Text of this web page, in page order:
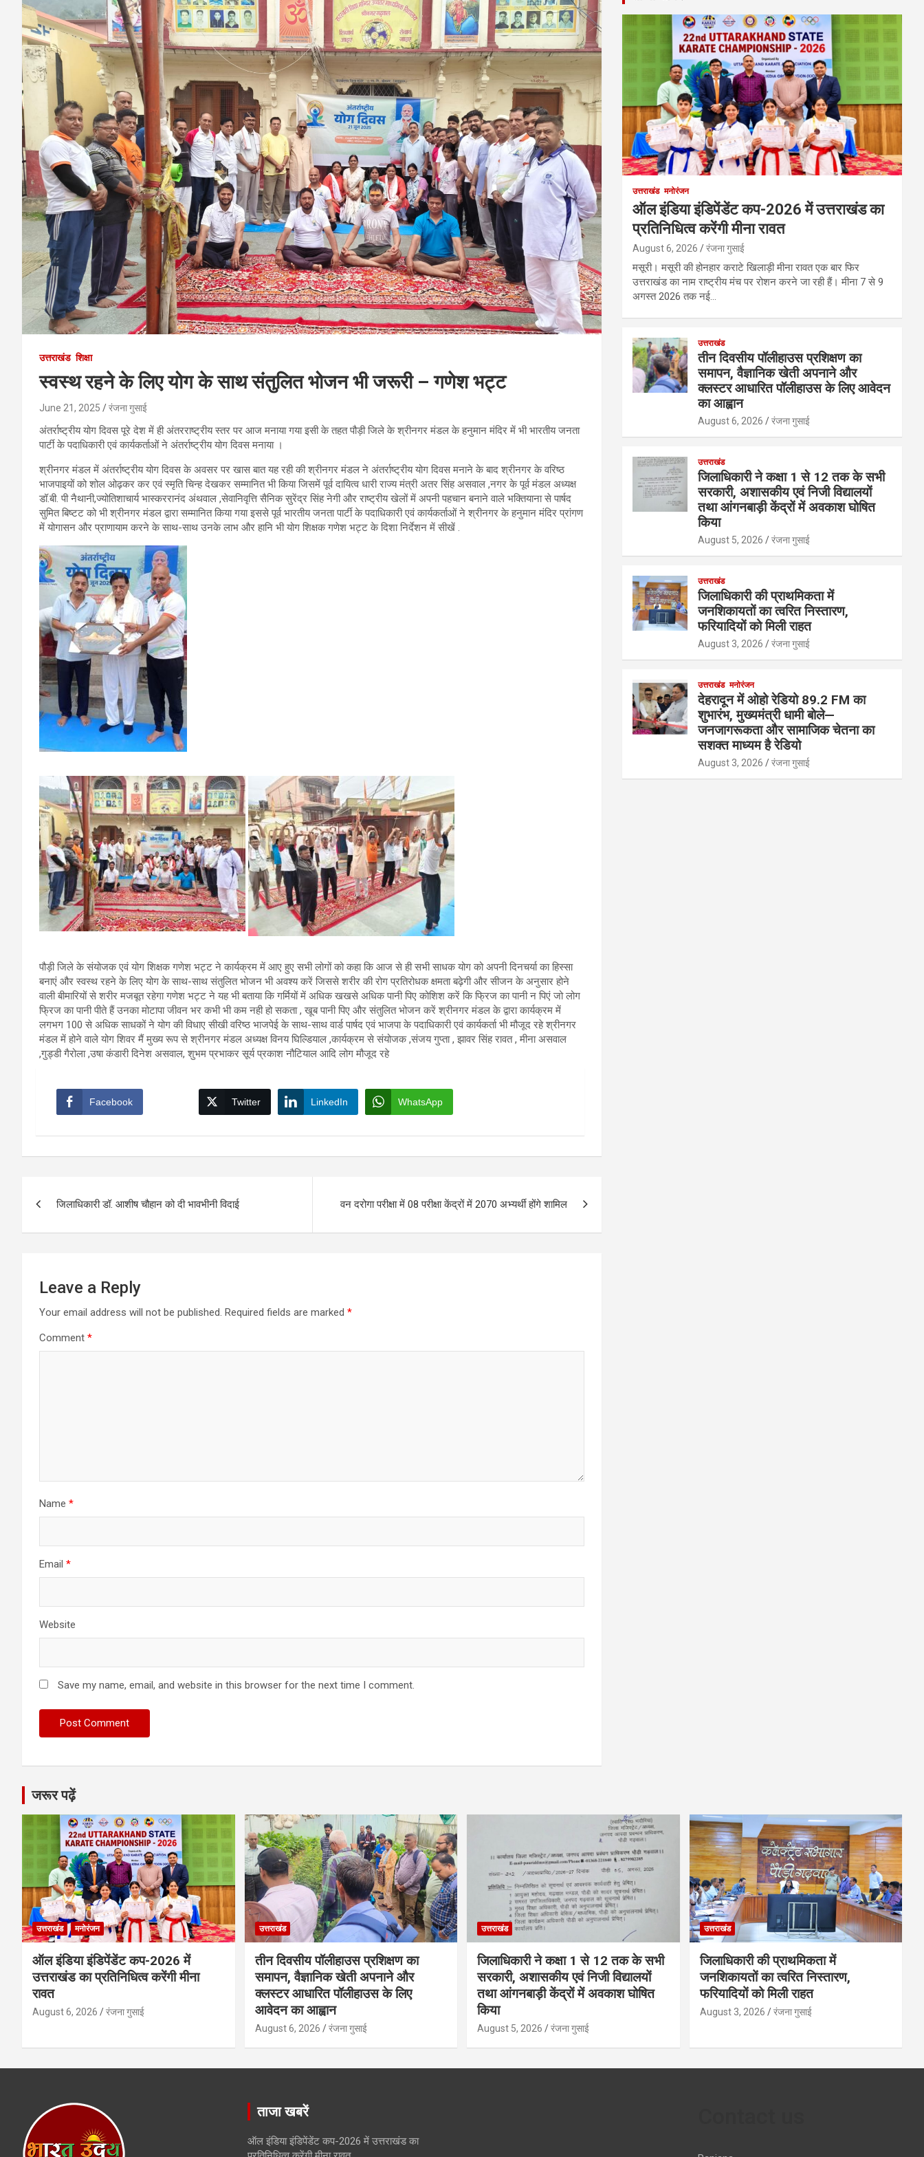
उत्तराखंड शिक्षा
स्वस्थ रहने के लिए योग के साथ संतुलित भोजन भी जरूरी – गणेश भट्ट
June 21, 2025 रंजना गुसाई
अंतर्राष्ट्रीय योग दिवस पूरे देश में ही अंतरराष्ट्रीय स्तर पर आज मनाया गया इसी के तहत पौड़ी जिले के श्रीनगर मंडल के हनुमान मंदिर में भी भारतीय जनता
पार्टी के पदाधिकारी एवं कार्यकर्ताओं ने अंतर्राष्ट्रीय योग दिवस मनाया ।
श्रीनगर मंडल में अंतर्राष्ट्रीय योग दिवस के अवसर पर खास बात यह रही की श्रीनगर मंडल ने अंतर्राष्ट्रीय योग दिवस मनाने के बाद श्रीनगर के वरिष्ठ
भाजपाइयों को शोल ओढ़कर कर एवं स्मृति चिन्ह देखकर सम्मानित भी किया जिसमें पूर्व दायित्व धारी राज्य मंत्री अतर सिंह असवाल ,नगर के पूर्व मंडल अध्यक्ष
डॉ.बी. पी नैथानी,ज्योतिशाचार्य भास्कररानंद अंथवाल ,सेवानिवृत्ति सैनिक सुरेंद्र सिंह नेगी और राष्ट्रीय खेलों में अपनी पहचान बनाने वाले भक्तियाना से पार्षद
सुमित बिष्टट को भी श्रीनगर मंडल द्वारा सम्मानित किया गया इससे पूर्व भारतीय जनता पार्टी के पदाधिकारी एवं कार्यकर्ताओं ने श्रीनगर के हनुमान मंदिर प्रांगण
में योगासन और प्राणायाम करने के साथ-साथ उनके लाभ और हानि भी योग शिक्षक गणेश भट्ट के दिशा निर्देशन में सीखें .
पौड़ी जिले के संयोजक एवं योग शिक्षक गणेश भट्ट ने कार्यक्रम में आए हुए सभी लोगों को कहा कि आज से ही सभी साधक योग को अपनी दिनचर्या का हिस्सा
बनाएं और स्वस्थ रहने के लिए योग के साथ-साथ संतुलित भोजन भी अवश्य करें जिससे शरीर की रोग प्रतिरोधक क्षमता बढ़ेगी और सीजन के अनुसार होने
वाली बीमारियों से शरीर मजबूत रहेगा गणेश भट्ट ने यह भी बताया कि गर्मियों में अधिक खखसे अधिक पानी पिए कोशिश करें कि फ्रिज का पानी न पिएं जो लोग
फ्रिज का पानी पीते हैं उनका मोटापा जीवन भर कभी भी कम नही हो सकता , खूब पानी पिए और संतुलित भोजन करें श्रीनगर मंडल के द्वारा कार्यक्रम में
लगभग 100 से अधिक साधकों ने योग की विधाए सीखी वरिष्ठ भाजपेई के साथ-साथ वार्ड पार्षद एवं भाजपा के पदाधिकारी एवं कार्यकर्ता भी मौजूद रहे श्रीनगर
मंडल में होने वाले योग शिवर मैं मुख्य रूप से श्रीनगर मंडल अध्यक्ष विनय घिल्डियाल ,कार्यक्रम से संयोजक ,संजय गुप्ता , झावर सिंह रावत , मीना असवाल
,गुड्डी गैरोला ,उषा कंडारी दिनेश असवाल, शुभम प्रभाकर सूर्य प्रकाश नौटियाल आदि लोग मौजूद रहे
Facebook Twitter LinkedIn WhatsApp
जिलाधिकारी डॉ. आशीष चौहान को दी भावभीनी विदाई वन दरोगा परीक्षा में 08 परीक्षा केंद्रों में 2070 अभ्यर्थी होंगे शामिल
Leave a Reply
Your email address will not be published. Required fields are marked *
Comment *
Name *
Email *
Website
Save my name, email, and website in this browser for the next time I comment.
उत्तराखंड मनोरंजन
ऑल इंडिया इंडिपेंडेंट कप-2026 में उत्तराखंड का
प्रतिनिधित्व करेंगी मीना रावत
August 6, 2026 रंजना गुसाई
मसूरी। मसूरी की होनहार कराटे खिलाड़ी मीना रावत एक बार फिर
उत्तराखंड का नाम राष्ट्रीय मंच पर रोशन करने जा रही हैं। मीना 7 से 9
अगस्त 2026 तक नई…
उत्तराखंड
तीन दिवसीय पॉलीहाउस प्रशिक्षण का
समापन, वैज्ञानिक खेती अपनाने और
क्लस्टर आधारित पॉलीहाउस के लिए आवेदन
का आह्वान
August 6, 2026 रंजना गुसाई
उत्तराखंड
जिलाधिकारी ने कक्षा 1 से 12 तक के सभी
सरकारी, अशासकीय एवं निजी विद्यालयों
तथा आंगनबाड़ी केंद्रों में अवकाश घोषित
किया
August 5, 2026 रंजना गुसाई
उत्तराखंड
जिलाधिकारी की प्राथमिकता में
जनशिकायतों का त्वरित निस्तारण,
फरियादियों को मिली राहत
August 3, 2026 रंजना गुसाई
उत्तराखंड मनोरंजन
देहरादून में ओहो रेडियो 89.2 FM का
शुभारंभ, मुख्यमंत्री धामी बोले—
जनजागरूकता और सामाजिक चेतना का
सशक्त माध्यम है रेडियो
August 3, 2026 रंजना गुसाई
जरूर पढ़ें
उत्तराखंड मनोरंजन
ऑल इंडिया इंडिपेंडेंट कप-2026 में
उत्तराखंड का प्रतिनिधित्व करेंगी मीना
रावत
August 6, 2026 रंजना गुसाई
उत्तराखंड
तीन दिवसीय पॉलीहाउस प्रशिक्षण का
समापन, वैज्ञानिक खेती अपनाने और
क्लस्टर आधारित पॉलीहाउस के लिए
आवेदन का आह्वान
August 6, 2026 रंजना गुसाई
उत्तराखंड
जिलाधिकारी ने कक्षा 1 से 12 तक के सभी
सरकारी, अशासकीय एवं निजी विद्यालयों
तथा आंगनबाड़ी केंद्रों में अवकाश घोषित
किया
August 5, 2026 रंजना गुसाई
उत्तराखंड
जिलाधिकारी की प्राथमिकता में
जनशिकायतों का त्वरित निस्तारण,
फरियादियों को मिली राहत
August 3, 2026 रंजना गुसाई
ताजा खबरें
ऑल इंडिया इंडिपेंडेंट कप-2026 में उत्तराखंड का